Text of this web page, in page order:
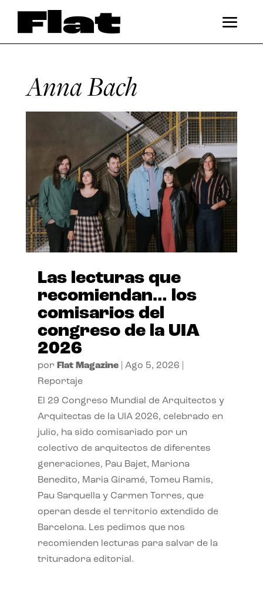
Anna Bach
Las lecturas que
recomiendan… los
comisarios del
congreso de la UIA
2026
por Flat Magazine| Ago 5, 2026
Reportaje
El 29 Congreso Mundial de Arquitectos y
Arquitectas de la UIA 2026, celebrado en
julio, ha sido comisariado por un
colectivo de arquitectos de diferentes
generaciones, Pau Bajet, Mariona
Benedito, Maria Giramé, Tomeu Ramis,
Pau Sarquella y Carmen Torres, que
operan desde el territorio extendido de
Barcelona. Les pedimos que nos
recomienden lecturas para salvar de la
trituradora editorial.